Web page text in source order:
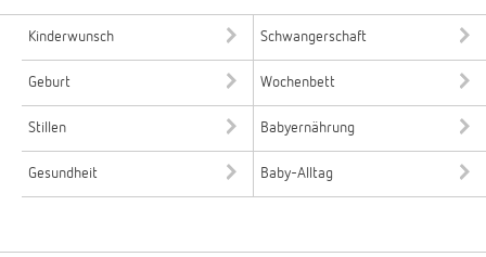
Kinderwunsch Schwangerschaft
Geburt Wochenbett
Stillen Babyernährung
Gesundheit Baby-Alltag